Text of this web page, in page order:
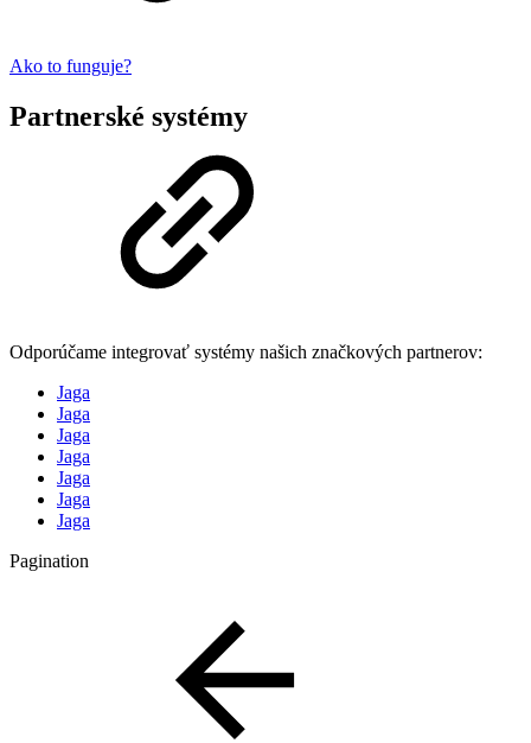
Ako to funguje?
Partnerské systémy
Odporúčame integrovať systémy našich značkových partnerov:
Jaga
Jaga
Jaga
Jaga
Jaga
Jaga
Jaga
Pagination